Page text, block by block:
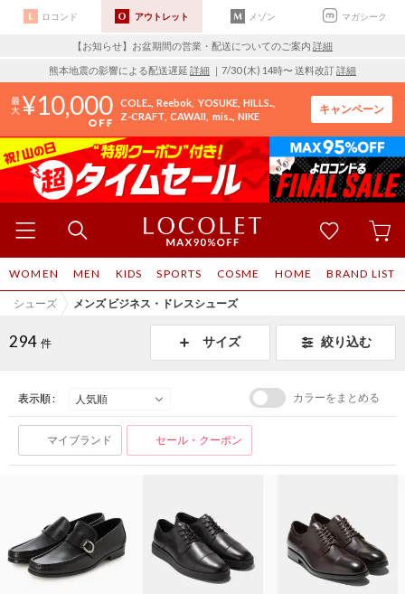
ロコンド アウトレット メゾン マガシーク
【お知らせ】お盆期間の営業・配送についてのご案内 詳細
熊本地震の影響による配送遅延 詳細 ｜7/30 (木) 14時〜 送料改訂詳細
10,000 COLE.. Reebok YOSUKE HILLS..
Z-CRAFT CAWAII mis.. NIKE
キャンペーン
WOMEN MEN KIDS SPORTS COSME HOME BRAND LIST
シューズ メンズ ビジネス・ドレスシューズ
294 件 サイズ 絞り込む
表示順 : カラーをまとめる
マイブランド セール・クーポン